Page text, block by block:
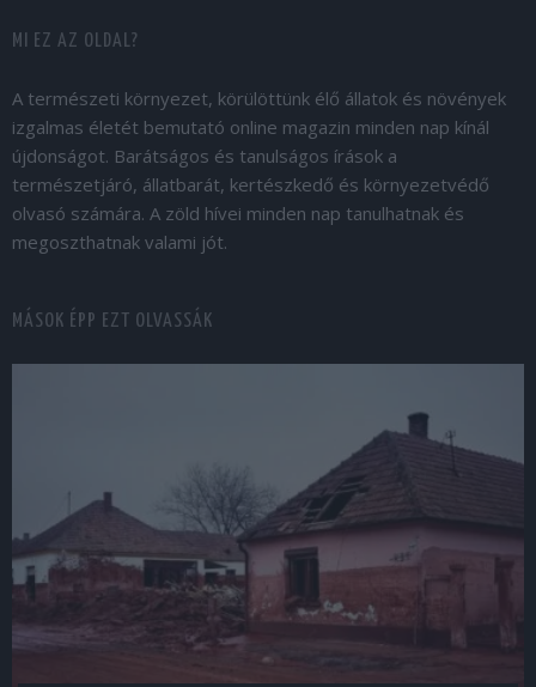
MI EZ AZ OLDAL?
A természeti környezet, körülöttünk élő állatok és növények
izgalmas életét bemutató online magazin minden nap kínál
újdonságot. Barátságos és tanulságos írások a
természetjáró, állatbarát, kertészkedő és környezetvédő
olvasó számára. A zöld hívei minden nap tanulhatnak és
megoszthatnak valami jót.
MÁSOK ÉPP EZT OLVASSÁK